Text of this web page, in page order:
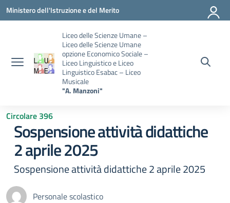
Vai ai contenuti
Vai al menu di navigazione
Vai al footer
Ministero dell'Istruzione e del Merito
Liceo delle Scienze Umane –
Liceo delle Scienze Umane
opzione Economico Sociale –
Liceo Linguistico e Liceo
Linguistico Esabac – Liceo
Musicale
"A. Manzoni"
Circolare 396
Sospensione attività didattiche
2 aprile 2025
Sospensione attività didattiche 2 aprile 2025
Personale scolastico